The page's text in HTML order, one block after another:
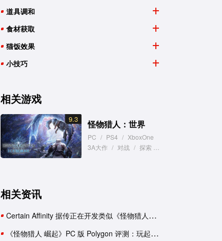
道具调和
食材获取
猫饭效果
小技巧
相关游戏
9.3 怪物猎人：世界
PC / PS4 / XboxOne
3A大作 / 对战 / 探索
相关资讯
Certain Affinity 据传正在开发类似《怪物猎人》 的 Xbox 独占新作
《怪物猎人 崛起》PC 版 Polygon 评测：玩起来依旧像 Switch 游戏